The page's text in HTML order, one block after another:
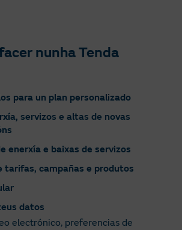
nunha Tenda
para un plan personalizado
servizos e altas de novas
enerxía e baixas de servizos
tarifas, campañas e produtos
datos
electrónico, preferencias de